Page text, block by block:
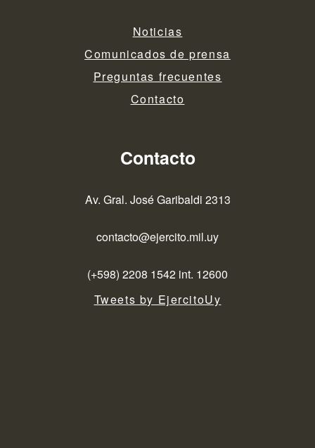
Noticias
Comunicados de prensa
Preguntas frecuentes
Contacto
Contacto
Av. Gral. José Garibaldi 2313
contacto@ejercito.mil.uy
(+598) 2208 1542 int. 12600
Tweets by EjercitoUy